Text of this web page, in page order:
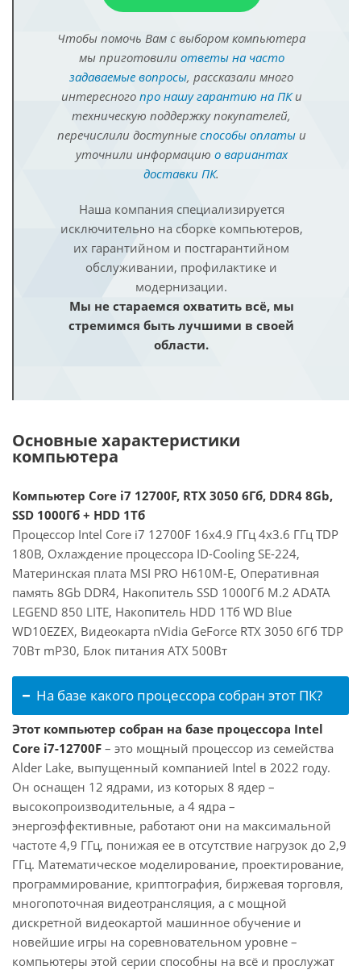
Чтобы помочь Вам с выбором компьютера
мы приготовили ответы на часто
задаваемые вопросы, рассказали много
интересного про нашу гарантию на ПКи
техническую поддержку покупателей,
перечислили доступные способы оплатыи
уточнили информацию о вариантах
доставки ПК.
Наша компания специализируется
исключительно на сборке компьютеров,
их гарантийном и постгарантийном
обслуживании, профилактике и
модернизации.
Мы не стараемся охватить всё, мы
стремимся быть лучшими в своей
области.
Основные характеристики
компьютера
Компьютер Core i7 12700F, RTX 3050 6Гб, DDR4 8Gb,
SSD 1000Гб + HDD 1Тб
Процессор Intel Core i7 12700F 16x4.9 ГГц 4x3.6 ГГц TDP
180В, Охлаждение процессора ID-Cooling SE-224,
Материнская плата MSI PRO H610M-E, Оперативная
память 8Gb DDR4, Накопитель SSD 1000Гб M.2 ADATA
LEGEND 850 LITE, Накопитель HDD 1Тб WD Blue
WD10EZEX, Видеокарта nVidia GeForce RTX 3050 6Гб TDP
70Вт mP30, Блок питания ATX 500Вт
На базе какого процессора собран этот ПК?
Этот компьютер собран на базе процессора Intel
Core i7-12700F – это мощный процессор из семейства
Alder Lake, выпущенный компанией Intel в 2022 году.
Он оснащен 12 ядрами, из которых 8 ядер –
высокопроизводительные, а 4 ядра –
энергоэффективные, работают они на максимальной
частоте 4,9 ГГц, понижая ее в отсутствие нагрузок до 2,9
ГГц. Математическое моделирование, проектирование,
программирование, криптография, биржевая торговля,
многопоточная видеотрансляция, а с мощной
дискретной видеокартой машинное обучение и
новейшие игры на соревновательном уровне –
компьютеры этой серии способны на всё и прослужат